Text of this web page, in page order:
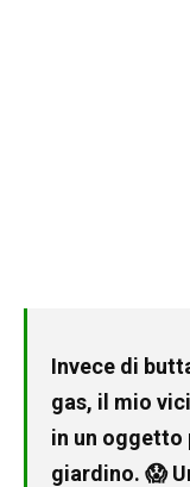
Invece di
gas, il mio
in un oggetto
giardino. 😱